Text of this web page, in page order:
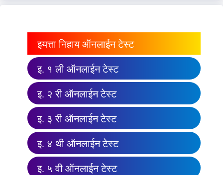
इयत्ता निहाय ऑनलाईन टेस्ट
इ. १ ली ऑनलाईन टेस्ट
इ. २ री ऑनलाईन टेस्ट
इ. ३ री ऑनलाईन टेस्ट
इ. ४ थी ऑनलाईन टेस्ट
इ. ५ वी ऑनलाईन टेस्ट